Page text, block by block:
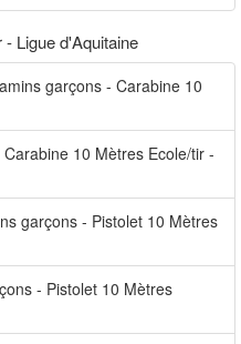
Ligue d'Aquitaine
garçons - Carabine 10
10 Mètres Ecole/tir -
garçons - Pistolet 10 Mètres
- Pistolet 10 Mètres